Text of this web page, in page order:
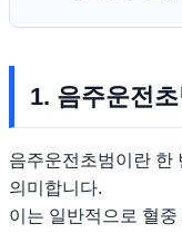
1. 음주운전
음주운전초범이란 한
의미합니다.
이는 일반적으로 혈